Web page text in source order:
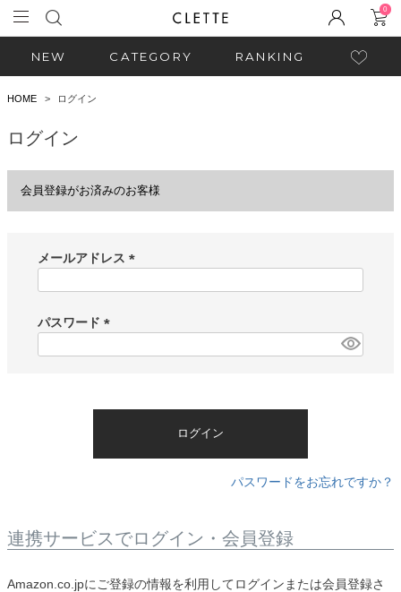
0
NEW CATEGORY RANKING
HOME ログイン
ログイン
会員登録がお済みのお客様
メールアドレス
)
パスワード
ログイン
パスワードをお忘れですか？
連携サービスでログイン・会員登録
Amazon.co.jpにご登録の情報を利用してログインまたは会員登録さ